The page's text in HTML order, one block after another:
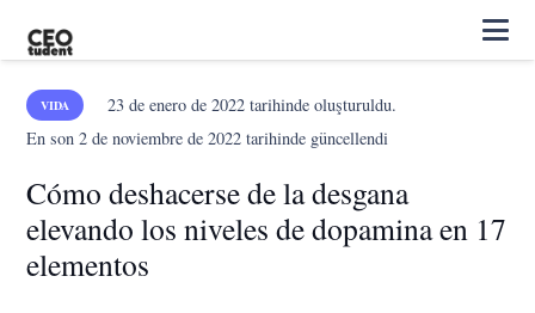
VIDA 23 de enero de 2022tarihinde oluşturuldu.
En son2 de noviembre de 2022 tarihinde güncellendi
Cómo deshacerse de la desgana
elevando los niveles de dopamina en 17
elementos